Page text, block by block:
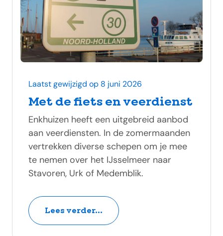
Met de fiets en veerdienst
Laatst gewijzigd op 8 juni 2026
Enkhuizen heeft een uitgebreid aanbod
aan veerdiensten. In de zomermaanden
vertrekken diverse schepen om je mee
te nemen over het IJsselmeer naar
Stavoren, Urk of Medemblik.
Lees verder...